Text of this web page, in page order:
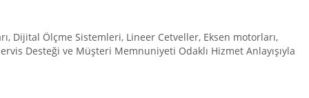
Dijital Ölçme Sistemleri, Lineer Cetveller, Eksen motorları,
Desteği ve Müşteri Memnuniyeti Odaklı Hizmet Anlayışıyla